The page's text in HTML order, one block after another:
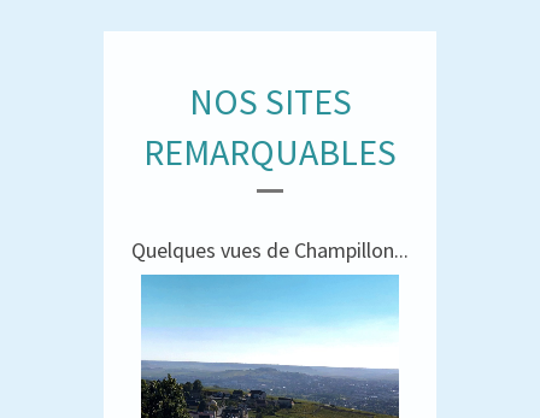
NOS SITES
REMARQUABLES
Quelques vues de Champillon...